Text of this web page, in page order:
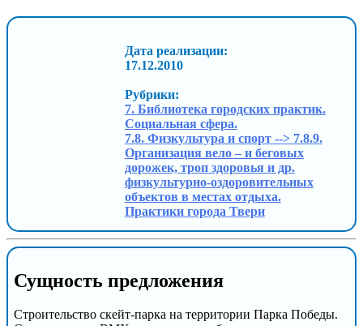
Дата реализации:
17.12.2010
Рубрики:
7. Библиотека городских практик.
Социальная сфера.
7.8. Физкультура и спорт --> 7.8.9.
Организация вело – и беговых
дорожек, троп здоровья и др.
физкультурно-оздоровительных
объектов в местах отдыха.
Практики города Твери
Сущность предложения
Строительство скейт-парка на территории Парка Победы.